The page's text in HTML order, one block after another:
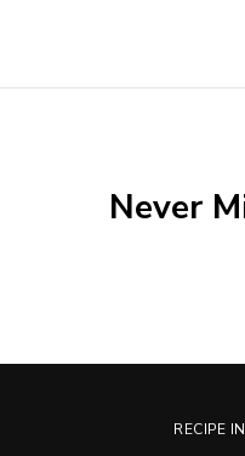
Never
RECIPE